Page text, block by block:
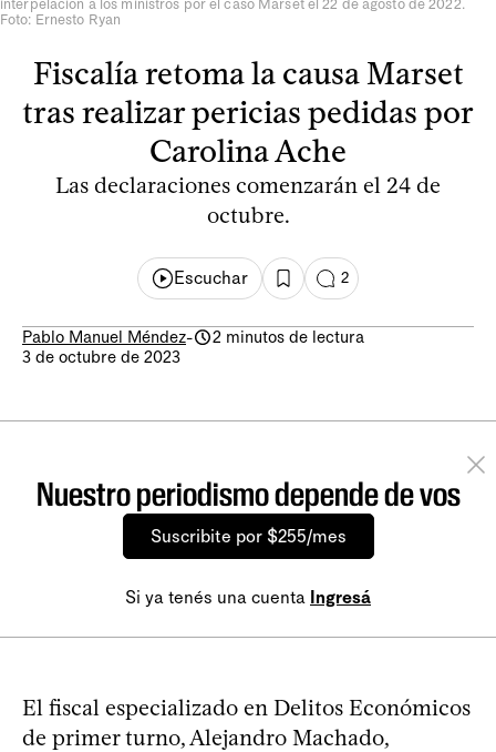
interpelación a los ministros por el caso Marset el 22 de agosto de 2022.
Foto: Ernesto Ryan
Fiscalía retoma la causa Marset
tras realizar pericias pedidas por
Carolina Ache
Las declaraciones comenzarán el 24 de
octubre.
Escuchar 2
Pablo Manuel Méndez-
2 minutos de lectura
3 de octubre de 2023
Nuestro periodismo depende de vos
Suscribite por $255/mes
Si ya tenés una cuenta Ingresá
El fiscal especializado en Delitos Económicos
de primer turno, Alejandro Machado,